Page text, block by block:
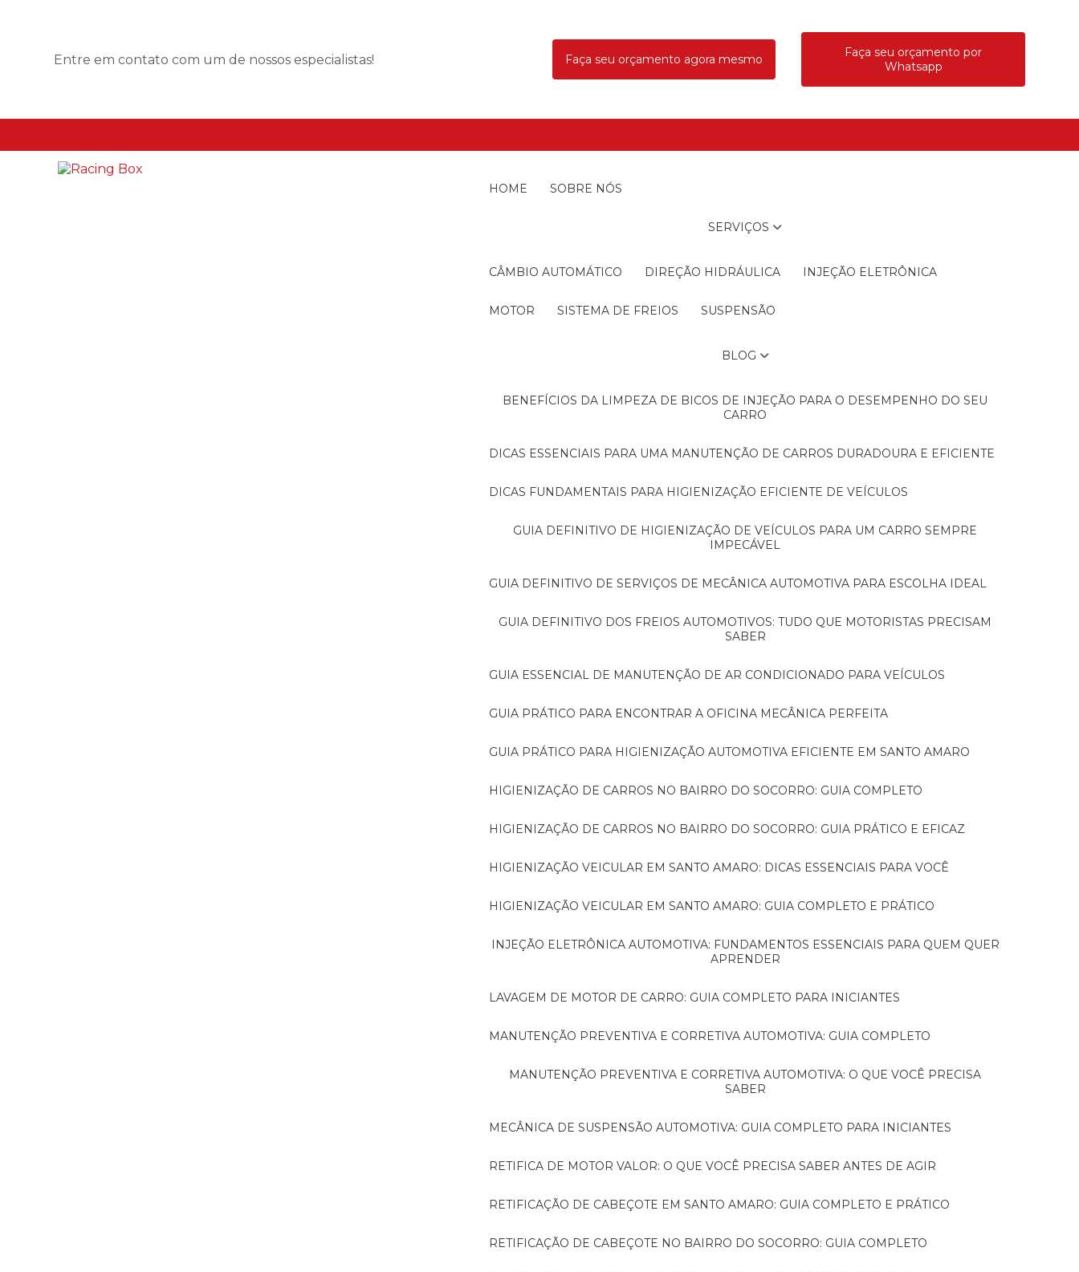
Entre em contato com um de nossos especialistas! Faça seu orçamento agora mesmo
Faça seu orçamento por
Whatsapp
HOME SOBRE NÓS
SERVIÇOS
CÂMBIO AUTOMÁTICO DIREÇÃO HIDRÁULICA INJEÇÃO ELETRÔNICA
MOTOR SISTEMA DE FREIOS SUSPENSÃO
BLOG
BENEFÍCIOS DA LIMPEZA DE BICOS DE INJEÇÃO PARA O DESEMPENHO DO SEU
CARRO
DICAS ESSENCIAIS PARA UMA MANUTENÇÃO DE CARROS DURADOURA E EFICIENTE
DICAS FUNDAMENTAIS PARA HIGIENIZAÇÃO EFICIENTE DE VEÍCULOS
GUIA DEFINITIVO DE HIGIENIZAÇÃO DE VEÍCULOS PARA UM CARRO SEMPRE
IMPECÁVEL
GUIA DEFINITIVO DE SERVIÇOS DE MECÂNICA AUTOMOTIVA PARA ESCOLHA IDEAL
GUIA DEFINITIVO DOS FREIOS AUTOMOTIVOS: TUDO QUE MOTORISTAS PRECISAM
SABER
GUIA ESSENCIAL DE MANUTENÇÃO DE AR CONDICIONADO PARA VEÍCULOS
GUIA PRÁTICO PARA ENCONTRAR A OFICINA MECÂNICA PERFEITA
GUIA PRÁTICO PARA HIGIENIZAÇÃO AUTOMOTIVA EFICIENTE EM SANTO AMARO
HIGIENIZAÇÃO DE CARROS NO BAIRRO DO SOCORRO: GUIA COMPLETO
HIGIENIZAÇÃO DE CARROS NO BAIRRO DO SOCORRO: GUIA PRÁTICO E EFICAZ
HIGIENIZAÇÃO VEICULAR EM SANTO AMARO: DICAS ESSENCIAIS PARA VOCÊ
HIGIENIZAÇÃO VEICULAR EM SANTO AMARO: GUIA COMPLETO E PRÁTICO
INJEÇÃO ELETRÔNICA AUTOMOTIVA: FUNDAMENTOS ESSENCIAIS PARA QUEM QUER
APRENDER
LAVAGEM DE MOTOR DE CARRO: GUIA COMPLETO PARA INICIANTES
MANUTENÇÃO PREVENTIVA E CORRETIVA AUTOMOTIVA: GUIA COMPLETO
MANUTENÇÃO PREVENTIVA E CORRETIVA AUTOMOTIVA: O QUE VOCÊ PRECISA
SABER
MECÂNICA DE SUSPENSÃO AUTOMOTIVA: GUIA COMPLETO PARA INICIANTES
RETIFICA DE MOTOR VALOR: O QUE VOCÊ PRECISA SABER ANTES DE AGIR
RETIFICAÇÃO DE CABEÇOTE EM SANTO AMARO: GUIA COMPLETO E PRÁTICO
RETIFICAÇÃO DE CABEÇOTE NO BAIRRO DO SOCORRO: GUIA COMPLETO